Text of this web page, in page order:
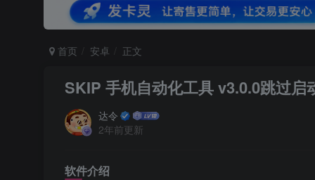
首页 安卓 正文
SKIP 手机自动化工具 v3.0.0跳过启
达令
2年前更新
软件介绍